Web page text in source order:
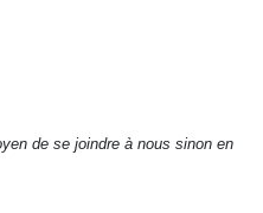
de se joindre à nous sinon en